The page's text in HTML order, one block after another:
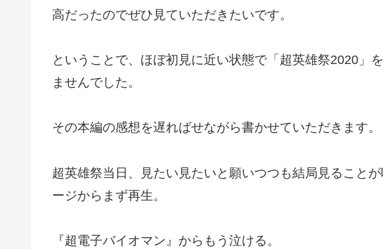
高だったのでぜひ見ていただきたいです。
ということで、ほぼ初見に近い状態で「超英雄祭2020」
ませんでした。
その本編の感想を遅ればせながら書かせていただきます。
超英雄祭当日、見たい見たいと願いつつも結局見ること
ージからまず再生。
『超電子バイオマン』からもう泣ける。